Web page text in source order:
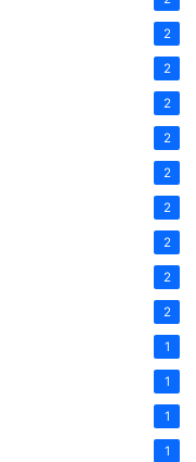
2
2
2
2
2
2
2
2
2
1
1
1
1